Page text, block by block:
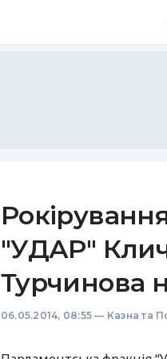
"УДАР"
Турчинова
06.05.2014, 08:55 — Казна та